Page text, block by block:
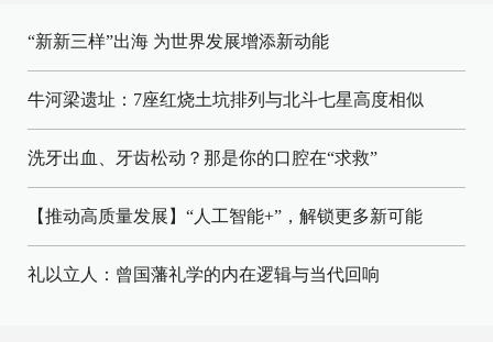
“新新三样”出海 为世界发展增添新动能
牛河梁遗址：7座红烧土坑排列与北斗七星高度相似
洗牙出血、牙齿松动？那是你的口腔在“求救”
【推动高质量发展】“人工智能+”，解锁更多新可能
礼以立人：曾国藩礼学的内在逻辑与当代回响